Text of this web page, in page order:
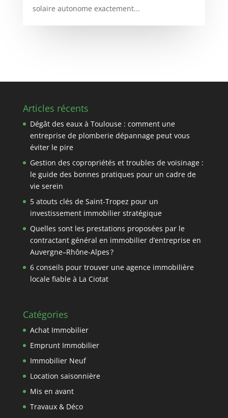
solaire autonome exactement...
Articles récents
Dégât des eaux à Toulouse : comment une
entreprise de plomberie dépannage peut vous
éviter le pire
Gestion des copropriétés et troubles de voisinage :
le guide des bonnes pratiques pour un cadre de
vie serein
5 atouts clés de Saint-Tropez pour un
investissement immobilier stratégique
Quelles sont les prestations proposées par le
contractant général en immobilier d’entreprise en
Auvergne–Rhône-Alpes ?
6 conseils pour trouver une agence immobilière
locale fiable à La Ciotat
Catégories
Achat Immobilier
Emprunt Immobilier
Immobilier Neuf
Location saisonnière
Mis en avant
Travaux & Déco